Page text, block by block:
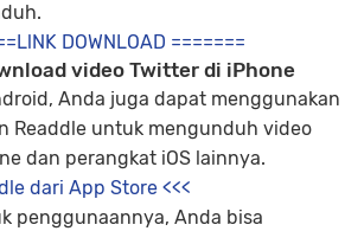
DOWNLOAD =======
video Twitter di iPhone
Anda juga dapat menggunakan
Readdle untuk mengunduh video
dan perangkat iOS lainnya.
dari App Store <<<
penggunaannya, Anda bisa